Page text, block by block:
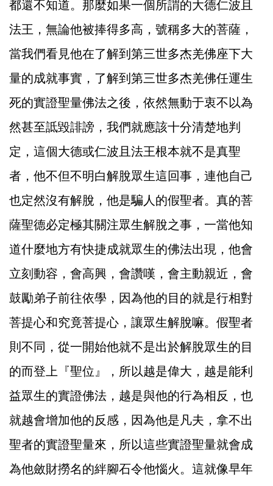
都還不知道。那麼如果一個所謂的大德仁波且
法王，無論他被捧得多高，號稱多大的菩薩，
當我們看見他在了解到第三世多杰羌佛座下大
量的成就事實，了解到第三世多杰羌佛任運生
死的實證聖量佛法之後，依然無動于衷不以為
然甚至詆毀誹謗，我們就應該十分清楚地判
定，這個大德或仁波且法王根本就不是真聖
者，他不但不明白解脫眾生這回事，連他自己
也定然沒有解脫，他是騙人的假聖者。真的菩
薩聖德必定極其關注眾生解脫之事，一當他知
道什麼地方有快捷成就眾生的佛法出現，他會
立刻動容，會高興，會讚嘆，會主動親近，會
鼓勵弟子前往依學，因為他的目的就是行相對
菩提心和究竟菩提心，讓眾生解脫嘛。假聖者
則不同，從一開始他就不是出於解脫眾生的目
的而登上『聖位』，所以越是偉大，越是能利
益眾生的實證佛法，越是與他的行為相反，也
就越會增加他的反感，因為他是凡夫，拿不出
聖者的實證聖量來，所以這些實證聖量就會成
為他斂財撈名的絆腳石令他惱火。這就像早年